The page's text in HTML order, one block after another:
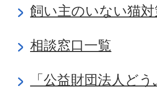
飼い主のいない猫対
相談窓口一覧
「公益財団法人ど